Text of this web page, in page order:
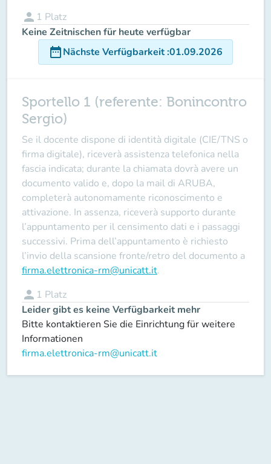
person 1 Platz
Keine Zeitnischen für heute verfügbar
date_rangeNächste Verfügbarkeit:01.09.2026
Sportello 1 (referente: Bonincontro
Sergio)
Se il docente dispone di identità digitale (CIE/TNS o
firma digitale), riceverà assistenza telefonica nella
fascia indicata; durante la chiamata dovrà avere un
documento valido e, dopo la mail di ARUBA,
completerà autonomamente riconoscimento e
attivazione. In assenza, riceverà supporto durante
l’appuntamento per il censimento dati e i passaggi
successivi. Prima dell’appuntamento è richiesto
l’invio della scansione fronte/retro del documento a
firma.elettronica-rm@unicatt.it.
person 1 Platz
Leider gibt es keine Verfügbarkeit mehr
Bitte kontaktieren Sie die Einrichtung für weitere
Informationen
firma.elettronica-rm@unicatt.it